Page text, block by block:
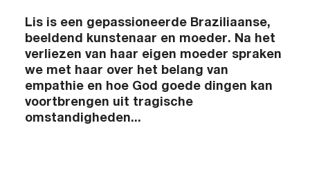
Lis is een gepassioneerde Braziliaanse,
beeldend kunstenaar en moeder. Na het
verliezen van haar eigen moeder spraken
we met haar over het belang van
empathie en hoe God goede dingen kan
voortbrengen uit tragische
omstandigheden...